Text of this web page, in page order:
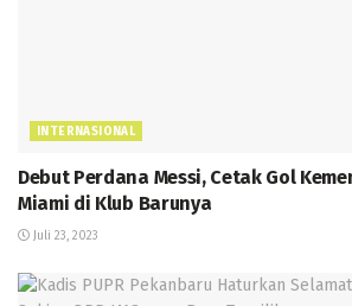
INTERNASIONAL
Debut Perdana Messi, Cetak Gol
Miami di Klub Barunya
Juli 23, 2023